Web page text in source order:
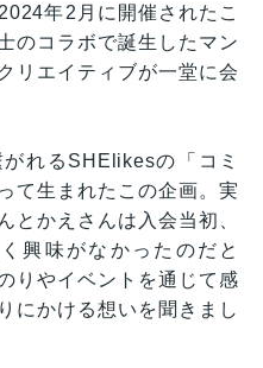
年2月に開催されたこ
のコラボで誕生したマン
リエイティブが一堂に会
れるSHElikesの「コミ
て生まれたこの企画。実
とかえさんは入会当初、
興味がなかったのだと
りやイベントを通じて感
にかける想いを聞きまし